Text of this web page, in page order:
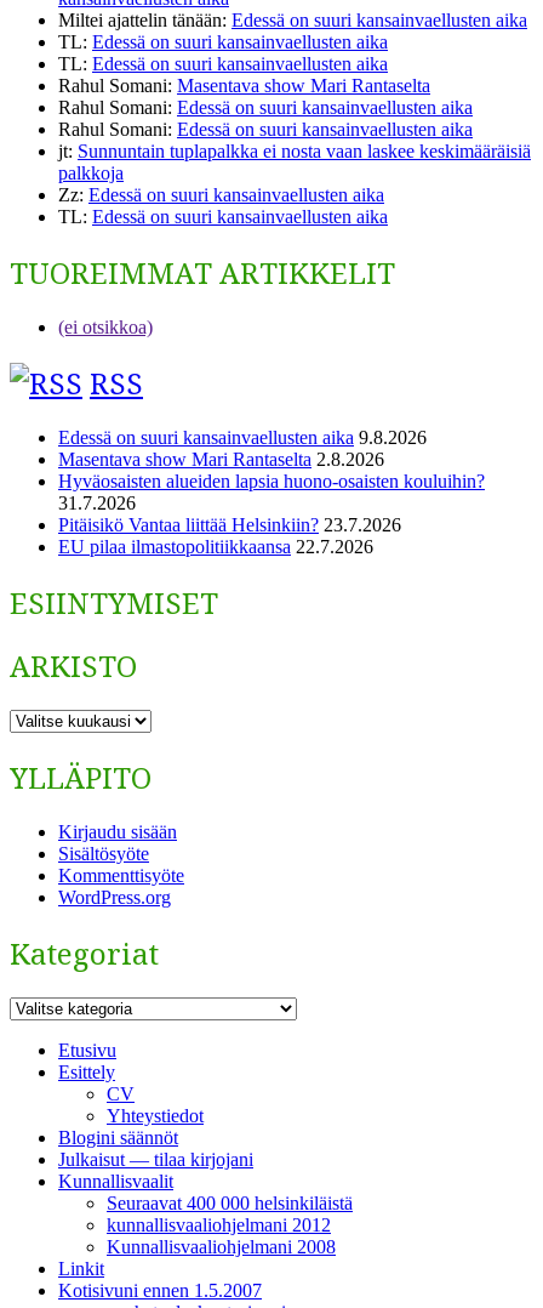
Miltei ajattelin tänään: Edessä on suuri kansainvaellusten aika
TL: Edessä on suuri kansainvaellusten aika
TL: Edessä on suuri kansainvaellusten aika
Rahul Somani: Masentava show Mari Rantaselta
Rahul Somani: Edessä on suuri kansainvaellusten aika
Rahul Somani: Edessä on suuri kansainvaellusten aika
jt: Sunnuntain tuplapalkka ei nosta vaan laskee keskimääräisiä
palkkoja
Zz: Edessä on suuri kansainvaellusten aika
TL: Edessä on suuri kansainvaellusten aika
TUOREIMMAT ARTIKKELIT
(ei otsikkoa)
RSS
Edessä on suuri kansainvaellusten aika 9.8.2026
Masentava show Mari Rantaselta 2.8.2026
Hyväosaisten alueiden lapsia huono-osaisten kouluihin?
31.7.2026
Pitäisikö Vantaa liittää Helsinkiin? 23.7.2026
EU pilaa ilmastopolitiikkaansa 22.7.2026
ESIINTYMISET
ARKISTO
ARKISTO
YLLÄPITO
Kirjaudu sisään
Sisältösyöte
Kommenttisyöte
WordPress.org
Kategoriat
Kategoriat
Etusivu
Esittely
CV
Yhteystiedot
Blogini säännöt
Julkaisut — tilaa kirjojani
Kunnallisvaalit
Seuraavat 400 000 helsinkiläistä
kunnallisvaaliohjelmani 2012
Kunnallisvaaliohjelmani 2008
Linkit
Kotisivuni ennen 1.5.2007